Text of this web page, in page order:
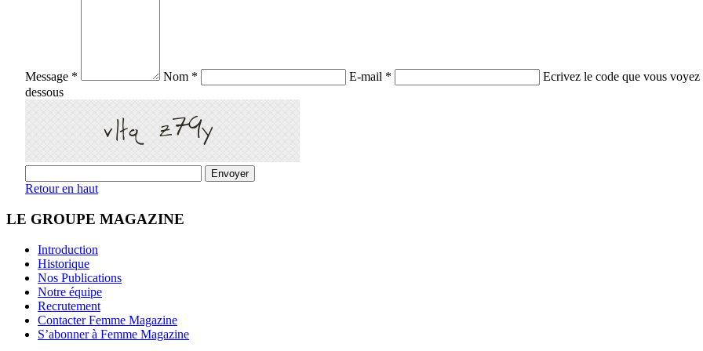
Message * Nom * E-mail *
Ecrivez le code que vous voyez
dessous
Retour en haut
LE GROUPE MAGAZINE
Introduction
Historique
Nos Publications
Notre équipe
Recrutement
Contacter Femme Magazine
S’abonner à Femme Magazine